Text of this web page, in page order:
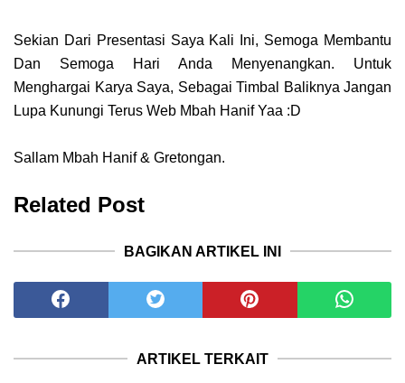
Sekian Dari Presentasi Saya Kali Ini, Semoga Membantu
Dan Semoga Hari Anda Menyenangkan. Untuk
Menghargai Karya Saya, Sebagai Timbal Baliknya Jangan
Lupa Kunungi Terus Web Mbah Hanif Yaa :D
Sallam Mbah Hanif & Gretongan.
Related Post
BAGIKAN ARTIKEL INI
ARTIKEL TERKAIT